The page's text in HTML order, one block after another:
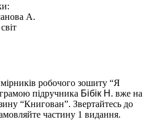
А.
робочого зошиту “Я
підручника Бібік Н. вже на
“Книгован”. Звертайтесь до
частину 1 видання.